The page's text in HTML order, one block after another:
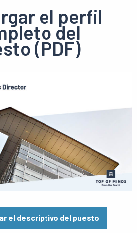
el perfil
del
(PDF)
el
el descriptivo del puesto